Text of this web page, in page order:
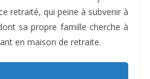
retraité, qui peine à subvenir à
sa propre famille cherche à
en maison de retraite.